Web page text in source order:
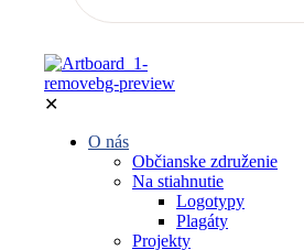
✕
O nás
Občianske združenie
Na stiahnutie
Logotypy
Plagáty
Projekty